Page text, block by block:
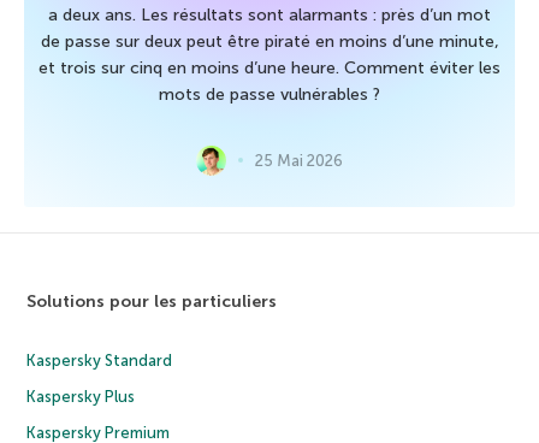
a deux ans. Les résultats sont alarmants : près d’un mot
de passe sur deux peut être piraté en moins d’une minute,
et trois sur cinq en moins d’une heure. Comment éviter les
mots de passe vulnérables ?
25 Mai 2026
Solutions pour les particuliers
Kaspersky Standard
Kaspersky Plus
Kaspersky Premium